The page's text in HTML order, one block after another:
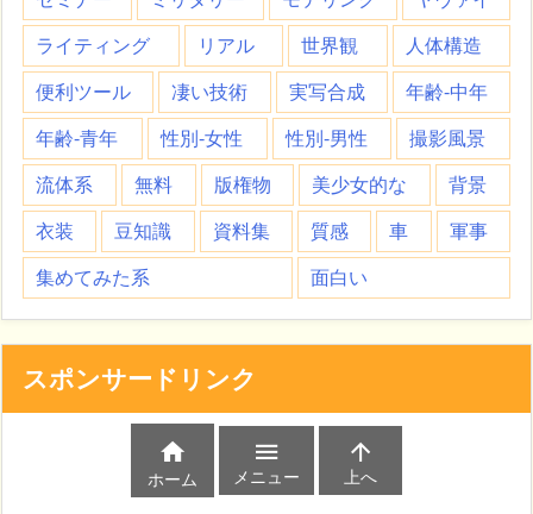
ライティング
リアル 世界観
人体構造
便利ツール
凄い技術 実写合成
年齢-中年
年齢-青年
性別-女性 性別-男性
撮影風景
流体系
無料 版権物 美少女的な
背景
衣装
豆知識 資料集 質感 車
軍事
集めてみた系
面白い
スポンサードリンク

ホーム

メニュー

上へ